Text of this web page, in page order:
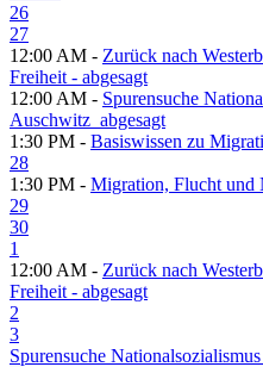
26
27
12:00 AM - Zurück nach
Freiheit - abgesagt
12:00 AM - Spurensuche
Auschwitz_abgesagt
1:30 PM - Basiswissen zu
28
1:30 PM - Migration, Flucht und
29
30
1
12:00 AM - Zurück nach
Freiheit - abgesagt
2
3
Spurensuche